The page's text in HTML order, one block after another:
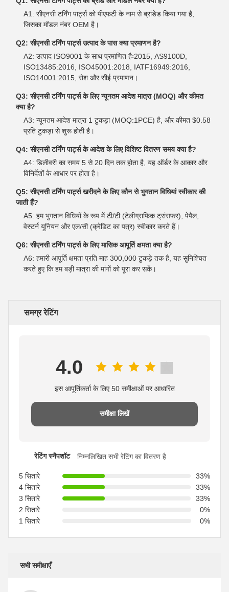
A1: सीएनसी टर्निंग पार्ट्स को पीएफटी के नाम से ब्रांडेड किया गया है,
जिसका मॉडल नंबर OEM है।
Q2: सीएनसी टर्निंग पार्ट्स उत्पाद के पास क्या प्रमाणन है?
A2: उत्पाद ISO9001 के साथ प्रमाणित हैः2015, AS9100D,
ISO13485:2016, ISO45001:2018, IATF16949:2016,
ISO14001:2015, रोश और सीई प्रमाणन।
Q3: सीएनसी टर्निंग पार्ट्स के लिए न्यूनतम आदेश मात्रा (MOQ) और कीमत
क्या है?
A3: न्यूनतम आदेश मात्रा 1 टुकड़ा (MOQ:1PCE) है, और कीमत $0.58
प्रति टुकड़ा से शुरू होती है।
Q4: सीएनसी टर्निंग पार्ट्स के आदेश के लिए विशिष्ट वितरण समय क्या है?
A4: डिलीवरी का समय 5 से 20 दिन तक होता है, यह ऑर्डर के आकार और
विनिर्देशों के आधार पर होता है।
Q5: सीएनसी टर्निंग पार्ट्स खरीदने के लिए कौन से भुगतान विधियां स्वीकार की
जाती हैं?
A5: हम भुगतान विधियों के रूप में टी/टी (टेलीग्राफिक ट्रांसफर), पेपैल,
वेस्टर्न यूनियन और एल/सी (क्रेडिट का पत्र) स्वीकार करते हैं।
Q6: सीएनसी टर्निंग पार्ट्स के लिए मासिक आपूर्ति क्षमता क्या है?
A6: हमारी आपूर्ति क्षमता प्रति माह 300,000 टुकड़े तक है, यह सुनिश्चित
करते हुए कि हम बड़ी मात्रा की मांगों को पूरा कर सकें।
समग्र रेटिंग
4.0
इस आपूर्तिकर्ता के लिए 50 समीक्षाओं पर आधारित
समीक्षा लिखें
रेटिंग स्नैपशॉट निम्नलिखित सभी रेटिंग का वितरण है
5 सितारे
33%
4 सितारे
33%
3 सितारे
33%
2 सितारे
0%
1 सितारे
0%
सभी समीक्षाएँ